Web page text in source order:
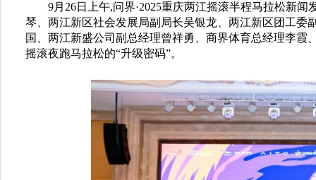
9月26日上午,问界·2025重庆两江摇滚半程马拉松新
琴、两江新区社会发展局副局长吴银龙、两江新区团工
国、两江新盛公司副总经理曾祥勇、商界体育总经理李
摇滚夜跑马拉松的“升级密码”。